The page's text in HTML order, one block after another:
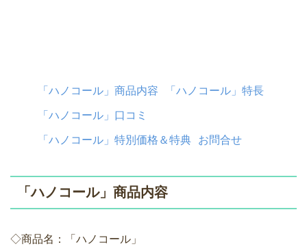
「ハノコール」商品内容 「ハノコール」特長
「ハノコール」口コミ
「ハノコール」特別価格＆特典 お問合せ
「ハノコール」商品内容
◇商品名：「ハノコール」